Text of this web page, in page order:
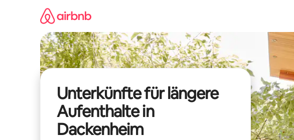
Unterkünfte für längere
Aufenthalte in
Dackenheim